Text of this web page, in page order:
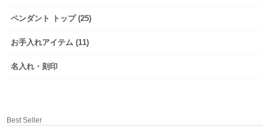
ペンダント トップ (25)
お手入れアイテム (11)
名入れ・刻印
Best Seller